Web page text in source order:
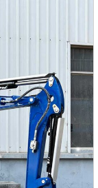
Области